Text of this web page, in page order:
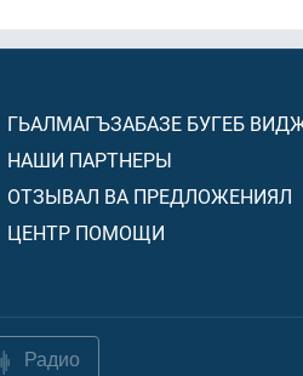
ГЬАЛМАГЪЗАБАЗЕ БУГЕБ
НАШИ ПАРТНЕРЫ
ОТЗЫВАЛ ВА ПРЕДЛОЖЕНИЯЛ
ЦЕНТР ПОМОЩИ
Радио